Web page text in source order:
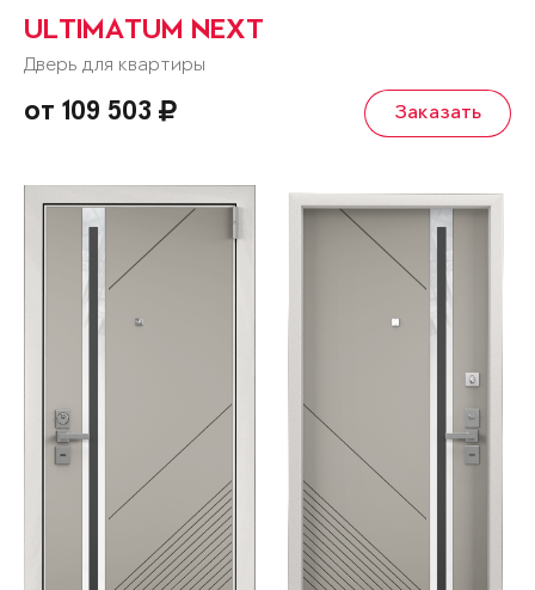
ULTIMATUM NEXT
Дверь для квартиры
от 109 503 Заказать